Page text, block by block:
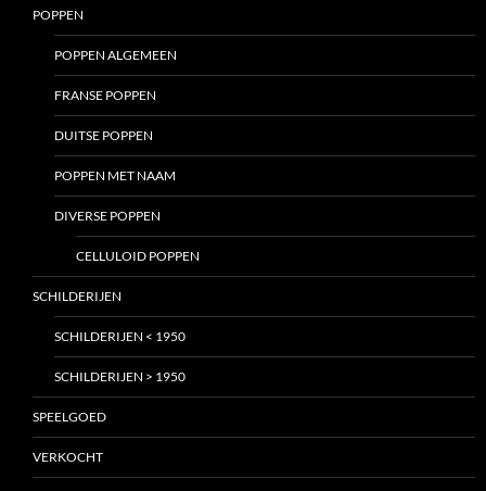
POPPEN
POPPEN ALGEMEEN
FRANSE POPPEN
DUITSE POPPEN
POPPEN MET NAAM
DIVERSE POPPEN
CELLULOID POPPEN
SCHILDERIJEN
SCHILDERIJEN < 1950
SCHILDERIJEN > 1950
SPEELGOED
VERKOCHT